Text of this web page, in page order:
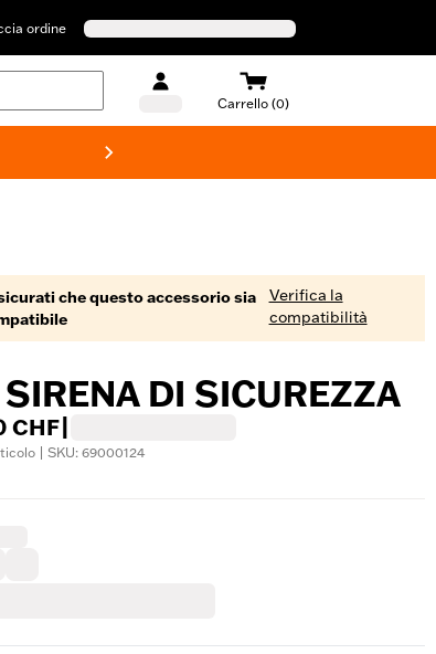
ordine
Carrello (0)
che questo accessorio sia
Verifica la
compatibilità
DI SICUREZZA
CHF
| SKU: 69000124